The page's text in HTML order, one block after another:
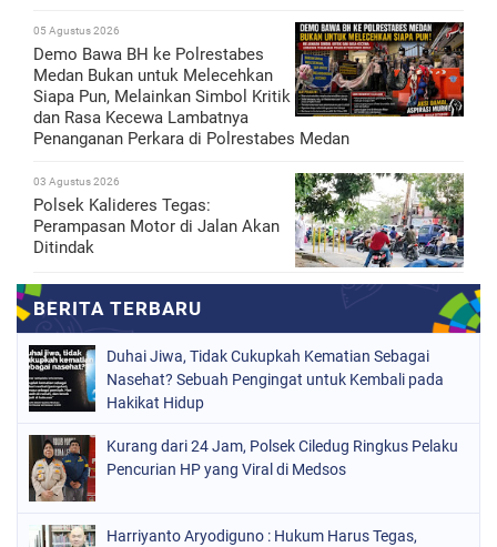
05 Agustus 2026
Demo Bawa BH ke Polrestabes
Medan Bukan untuk Melecehkan
Siapa Pun, Melainkan Simbol Kritik
dan Rasa Kecewa Lambatnya
Penanganan Perkara di Polrestabes Medan
03 Agustus 2026
Polsek Kalideres Tegas:
Perampasan Motor di Jalan Akan
Ditindak
Duhai Jiwa, Tidak Cukupkah Kematian Sebagai
Nasehat? Sebuah Pengingat untuk Kembali pada
Hakikat Hidup
Kurang dari 24 Jam, Polsek Ciledug Ringkus Pelaku
Pencurian HP yang Viral di Medsos
Harriyanto Aryodiguno : Hukum Harus Tegas,